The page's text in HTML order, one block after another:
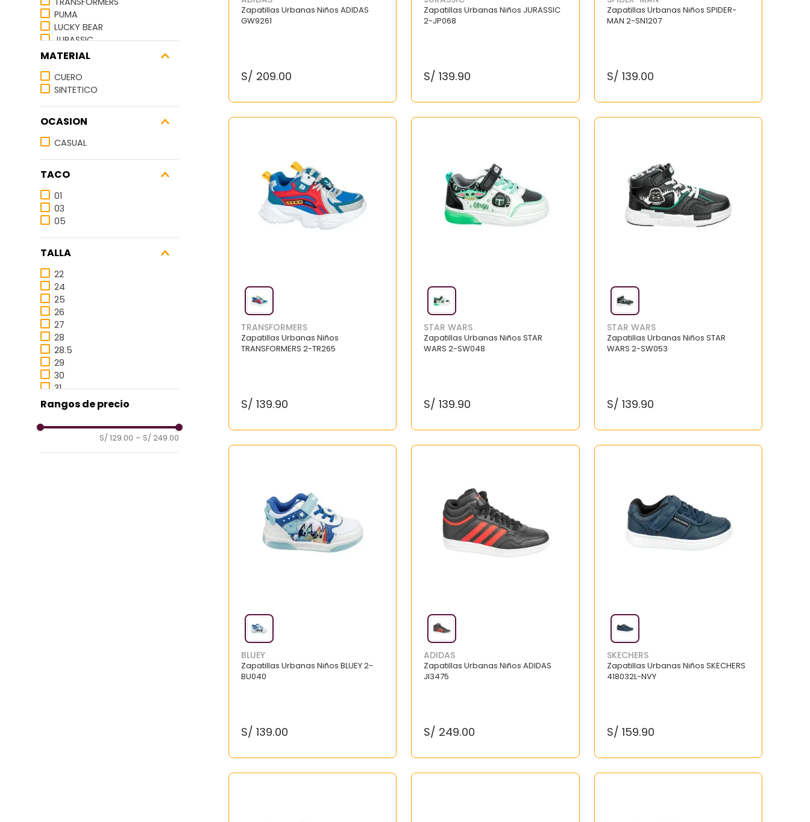
PUMA
LUCKY BEAR
JURASSIC
MATERIAL
CUERO
SINTETICO
OCASION
CASUAL
TACO
01
03
05
TALLA
22
24
25
26
27
28
28.5
29
30
31
Rangos de precio
S/ 129.00 – S/ 249.00
Zapatillas Urbanas Niños ADIDAS
GW9261
S/ 209.00
Zapatillas Urbanas Niños JURASSIC
2-JP068
S/ 139.90
Zapatillas Urbanas Niños SPIDER-
MAN 2-SN1207
S/ 139.00
TRANSFORMERS
Zapatillas Urbanas Niños
TRANSFORMERS 2-TR265
S/ 139.90
STAR WARS
Zapatillas Urbanas Niños STAR
WARS 2-SW048
S/ 139.90
STAR WARS
Zapatillas Urbanas Niños STAR
WARS 2-SW053
S/ 139.90
BLUEY
Zapatillas Urbanas Niños BLUEY 2-
BU040
S/ 139.00
ADIDAS
Zapatillas Urbanas Niños ADIDAS
JI3475
S/ 249.00
SKECHERS
Zapatillas Urbanas Niños SKECHERS
418032L-NVY
S/ 159.90